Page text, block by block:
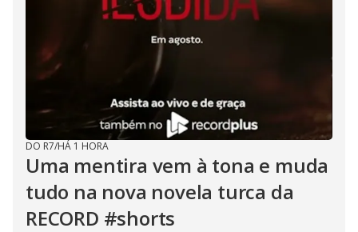
DO R7/HÁ 1 HORA
Uma mentira vem à tona e muda
tudo na nova novela turca da
RECORD #shorts